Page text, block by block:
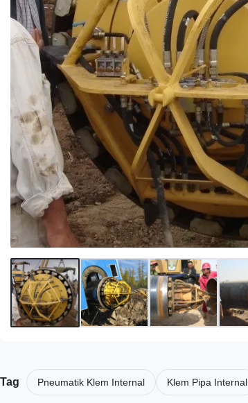
Tag Pneumatik Klem Internal Klem Pipa Internal